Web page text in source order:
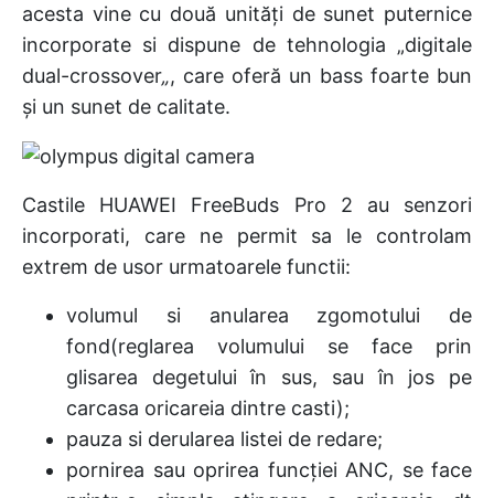
acesta vine cu două unități de sunet puternice
incorporate si dispune de tehnologia „digitale
dual-crossover„, care oferă un bass foarte bun
și un sunet de calitate.
Castile HUAWEI FreeBuds Pro 2 au senzori
incorporati, care ne permit sa le controlam
extrem de usor urmatoarele functii:
volumul si anularea zgomotului de
fond(reglarea volumului se face prin
glisarea degetului în sus, sau în jos pe
carcasa oricareia dintre casti);
pauza si derularea listei de redare;
pornirea sau oprirea funcției ANC, se face